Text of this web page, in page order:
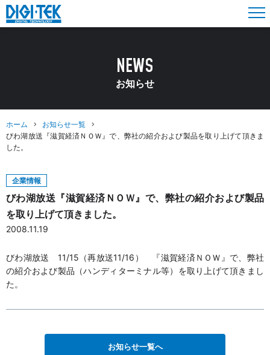
NEWS
お知らせ
ホーム
お知らせ一覧
びわ湖放送『滋賀経済ＮＯＷ』で、弊社の紹介および製品を取り上げて頂きま
した。
企業情報
びわ湖放送『滋賀経済ＮＯＷ』で、弊社の紹介および製品
を取り上げて頂きました。
2008.11.19
びわ湖放送 11/15（再放送11/16） 『滋賀経済ＮＯＷ』で、弊社
の紹介および製品（ハンディターミナル等）を取り上げて頂きまし
た。
お知らせ一覧へ